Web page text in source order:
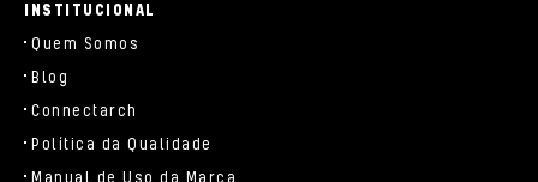
INSTITUCIONAL
Quem Somos
Blog
Connectarch
Política da Qualidade